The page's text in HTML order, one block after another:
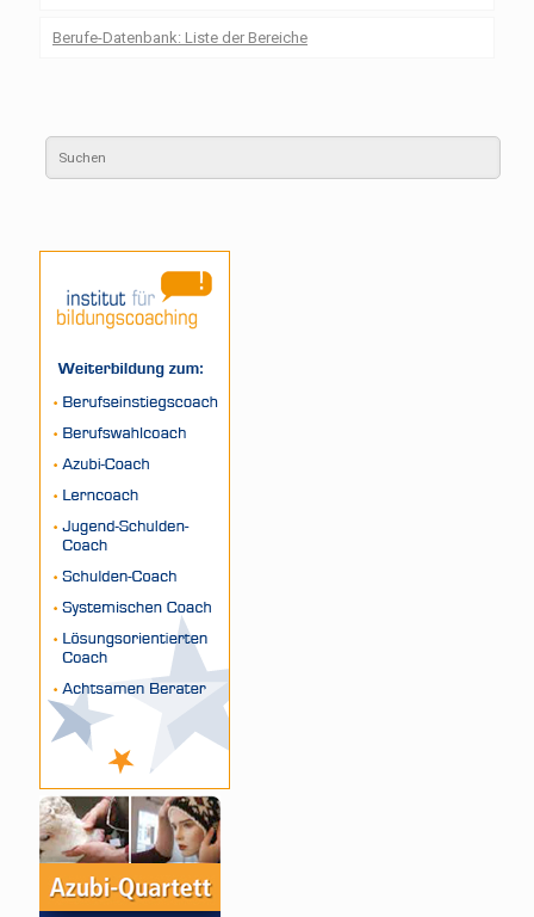
Berufe-Datenbank: Liste der Bereiche